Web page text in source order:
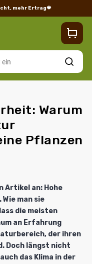
mehr Ertrag🍁
Suchen
Warum
Pflanzen
Artikel an: Hohe
man sie
die meisten
an Erfahrung
der ihren
Doch längst nicht
das Klima in der